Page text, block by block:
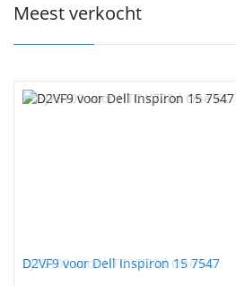
Meest verkocht
D2VF9 voor Dell Inspiron 15 7547